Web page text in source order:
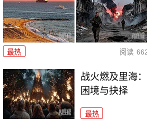
最热 阅读
战火燃及里海
困境与抉择
最热